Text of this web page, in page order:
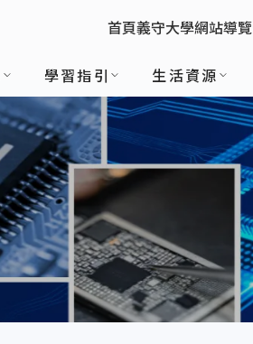
:::
首頁義守大學網站導覽
學習指引 生活資源